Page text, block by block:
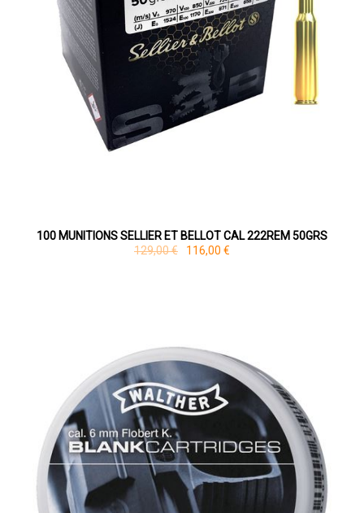
100 MUNITIONS SELLIER ET BELLOT CAL 222REM 50GRS
129,00 €
116,00 €